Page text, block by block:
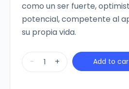
como un ser fuerte,
potencial, competente al
su propia vida.
de
- + Add to